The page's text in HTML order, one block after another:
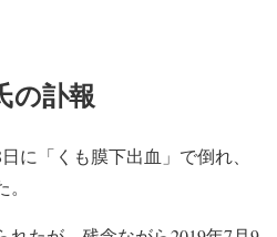
の訃報
に「くも膜下出血」で倒れ、